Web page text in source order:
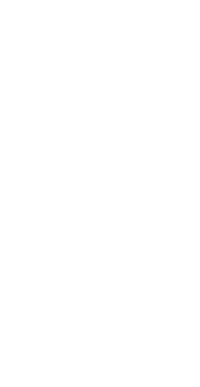
spanningen
5.08mm